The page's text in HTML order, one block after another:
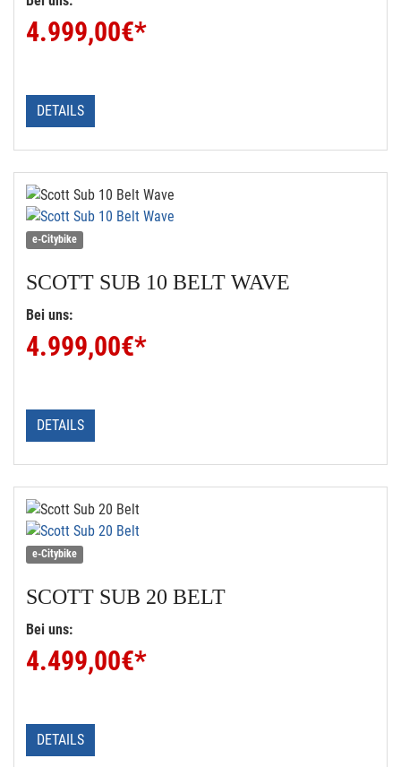
4.999,00€*
DETAILS
e-Citybike
SCOTT SUB 10 BELT WAVE
Bei uns:
4.999,00€*
DETAILS
e-Citybike
SCOTT SUB 20 BELT
Bei uns:
4.499,00€*
DETAILS